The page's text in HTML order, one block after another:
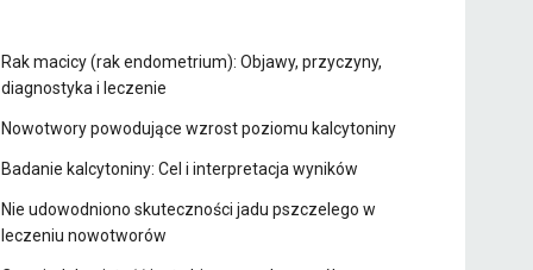
Rak macicy (rak endometrium): Objawy, przyczyny,
diagnostyka i leczenie
Nowotwory powodujące wzrost poziomu kalcytoniny
Badanie kalcytoniny: Cel i interpretacja wyników
Nie udowodniono skuteczności jadu pszczelego w
leczeniu nowotworów